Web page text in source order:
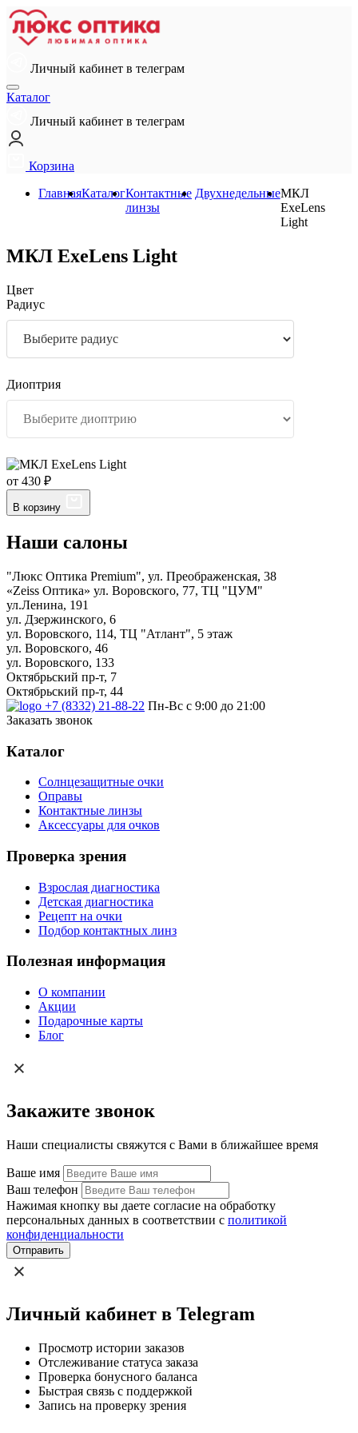
Личный кабинет в телеграм
Каталог
Личный кабинет в телеграм
Корзина
ГлавнаяКаталогКонтактные
линзы
ДвухнедельныеМКЛ
ExeLens
Light
МКЛ ExeLens Light
Цвет
Радиус
Диоптрия
от 430 ₽
В корзину
Наши салоны
"Люкс Оптика Premium", ул. Преображенская, 38
«Zeiss Оптика» ул. Воровского, 77, ТЦ "ЦУМ"
ул.Ленина, 191
ул. Дзержинского, 6
ул. Воровского, 114, ТЦ "Атлант", 5 этаж
ул. Воровского, 46
ул. Воровского, 133
Октябрьский пр-т, 7
Октябрьский пр-т, 44
+7 (8332) 21-88-22 Пн-Вс с 9:00 до 21:00
Заказать звонок
Каталог
Солнцезащитные очки
Оправы
Контактные линзы
Аксессуары для очков
Проверка зрения
Взрослая диагностика
Детская диагностика
Рецепт на очки
Подбор контактных линз
Полезная информация
О компании
Акции
Подарочные карты
Блог
Закажите звонок
Наши специалисты свяжутся с Вами в ближайшее время
Ваше имя
Ваш телефон
Нажимая кнопку вы даете согласие на обработку
персональных данных в соответствии с политикой
конфиденциальности
Отправить
Личный кабинет в Telegram
Просмотр истории заказов
Отслеживание статуса заказа
Проверка бонусного баланса
Быстрая связь с поддержкой
Запись на проверку зрения